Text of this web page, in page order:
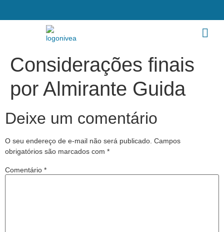
Considerações finais
por Almirante Guida
Deixe um comentário
O seu endereço de e-mail não será publicado. Campos
obrigatórios são marcados com *
Comentário *